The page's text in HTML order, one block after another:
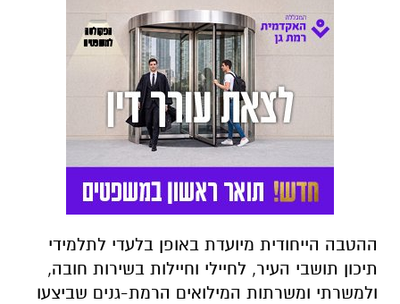
ההטבה הייחודית מיועדת באופן בלעדי לתלמידי
תיכון תושבי העיר, לחיילי וחיילות בשירות חובה,
ולמשרתי ומשרתות המילואים הרמת-גנים שביצעו